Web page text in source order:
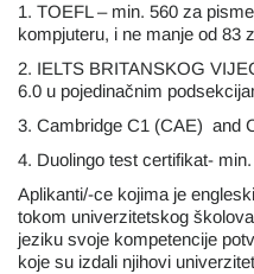
1. TOEFL – min. 560 za
kompjuteru, i ne manje od 83
2. IELTS BRITANSKOG
6.0 u pojedinačnim
3. Cambridge C1 (CAE) and
4. Duolingo test certifikat-
Aplikanti/-ce kojima je
tokom univerzitetskog
jeziku svoje kompetencije
koje su izdali njihovi